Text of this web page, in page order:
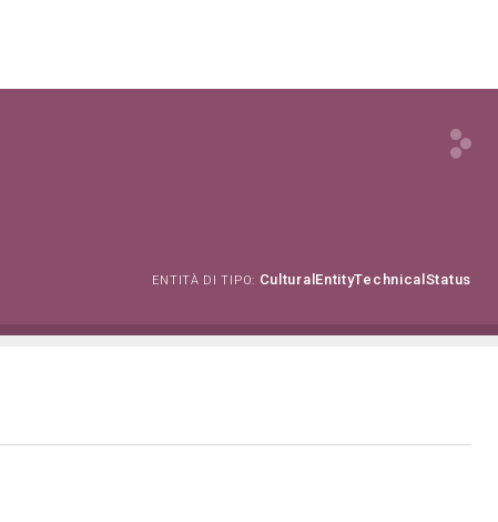
ENTITÀ DI TIPO: CulturalEntityTechnicalStatus